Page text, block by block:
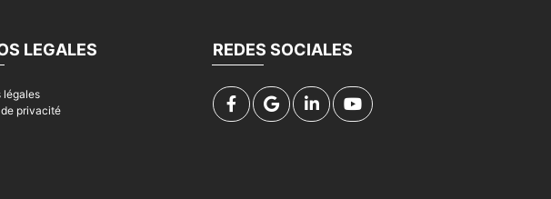
LEGALES
légales
privacité
REDES SOCIALES